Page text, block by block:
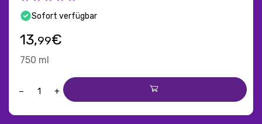
Sofort verfügbar
13,99€
750 ml
− +